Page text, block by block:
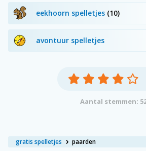
gratis spelletjes paarden
eekhoorn spelletjes (10)
avontuur spelletjes
Aantal stemmen: